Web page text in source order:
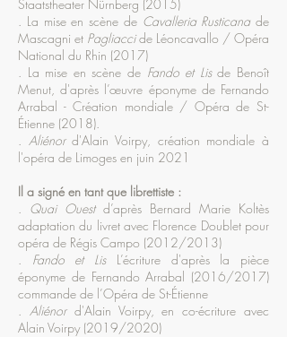
Staatstheater Nürnberg (2015)
. La mise en scène de Cavalleria Rusticana de
Mascagni et Pagliaccide Léoncavallo / Opéra
National du Rhin (2017)
. La mise en scène de Fando et Lisde Benoît
Menut, d'après l’œuvre éponyme de Fernando
Arrabal - Création mondiale / Opéra de St-
Étienne (2018).
Aliénord'Alain Voirpy, création mondiale à
l'opéra de Limoges en juin 2021
Il a signé en tant que librettiste :
Quai Ouestd’après Bernard Marie Koltès
adaptation du livret avec Florence Doublet pour
opéra de Régis Campo (2012/2013)
Fando et Lis L’écriture d'après la pièce
éponyme de Fernando Arrabal (2016/2017)
commande de l’Opéra de St-Étienne
Aliénor d'Alain Voirpy, en co-écriture avec
Alain Voirpy (2019/2020)